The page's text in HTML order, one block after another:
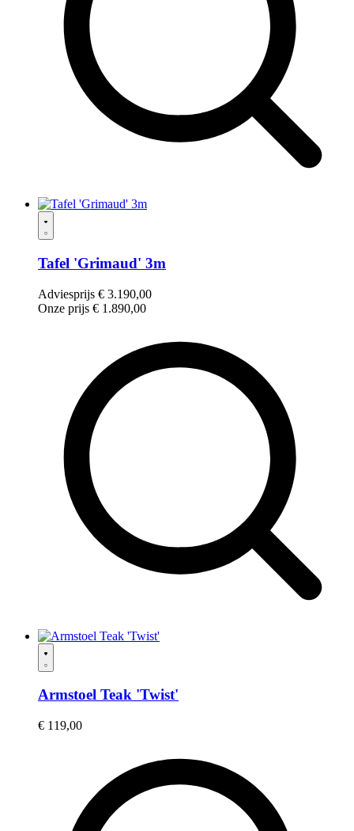
Tafel 'Grimaud' 3m
Adviesprijs € 3.190,00
Onze prijs € 1.890,00
Armstoel Teak 'Twist'
€ 119,00